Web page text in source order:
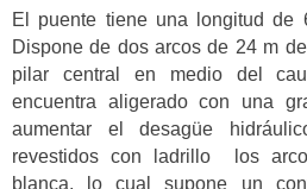
El puente tiene una longitud
Dispone de dos arcos de 24 m
pilar central en medio del
encuentra aligerado con una
aumentar el desagüe
revestidos con ladrillo los
blanca, lo cual supone un